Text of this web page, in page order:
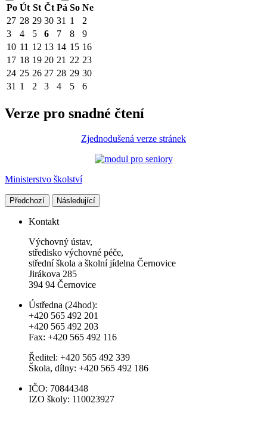
Po Út St Čt Pá So Ne
27 28 29 30 31 1
2
3
4 5 6 7 8
9
10 11 12 13 14 15 16
17 18 19 20 21 22 23
24 25 26 27 28 29 30
31 1 2 3 4 5 6
Verze pro snadné čtení
Zjednodušená verze stránek
Ministerstvo školství
Předchozí Následující
Kontakt
Výchovný ústav,
středisko výchovné péče,
střední škola a školní jídelna Černovice
Jirákova 285
394 94 Černovice
Ústředna (24hod):
+420 565 492 201
+420 565 492 203
Fax: +420 565 492 116
Ředitel: +420 565 492 339
Škola, dílny: +420 565 492 186
IČO: 70844348
IZO školy: 110023927